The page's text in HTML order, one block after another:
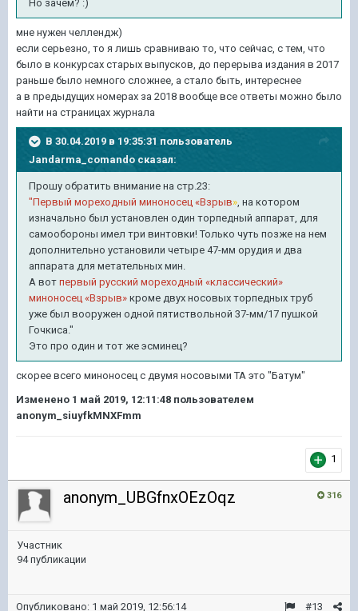
Но зачем? :)
мне нужен челлендж)
если серьезно, то я лишь сравниваю то, что сейчас, с тем, что
было в конкурсах старых выпусков, до перерыва издания в 2017
раньше было немного сложнее, а стало быть, интереснее
а в предыдущих номерах за 2018 вообще все ответы можно было
найти на страницах журнала
В 30.04.2019 в 19:35:31 пользователь
Jandarma_comando сказал:
Прошу обратить внимание на стр.23:
"Первый мореходный миноносец «Взрыв» , на котором
изначально был установлен один торпедный аппарат, для
самообороны имел три винтовки! Только чуть позже на нем
дополнительно установили четыре 47-мм орудия и два
аппарата для метательных мин.
А вот первый русский мореходный «классический»
миноносец «Взрыв» кроме двух носовых торпедных труб
уже был вооружен одной пятиствольной 37-мм/17 пушкой
Гочкиса."
Это про один и тот же эсминец?
скорее всего миноносец с двумя носовыми ТА это "Батум"
Изменено 1 май 2019, 12:11:48 пользователем
anonym_siuyfkMNXFmm
1
316
anonym_UBGfnxOEzOqz
Участник
94 публикации
#13
Опубликовано: 1 май 2019, 12:56:14